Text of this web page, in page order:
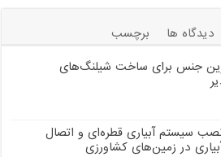
دیدگاه ها
برچسب
جنس برای ساخت شیلنگ‌های
سیستم آبیاری قطره‌ای و اتصال
در زمین‌های کشاورزی